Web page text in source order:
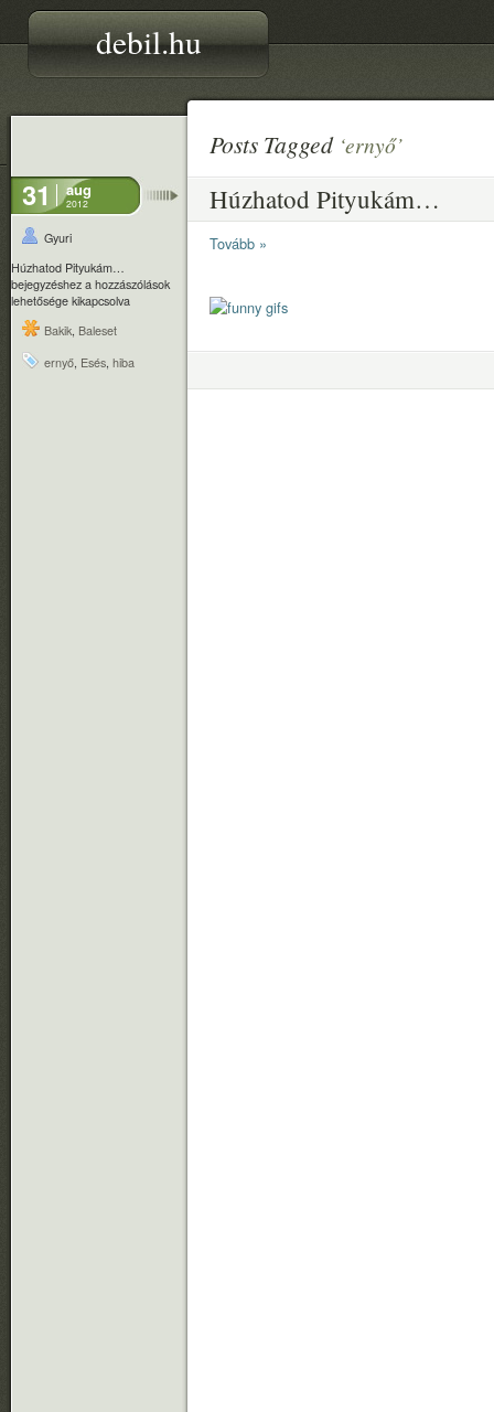
debil.hu
Posts Tagged ‘ernyő’
31 aug
2012
Gyuri
Húzhatod Pityukám…
bejegyzéshez a hozzászólások
lehetősége kikapcsolva
Bakik, Baleset
ernyő, Esés, hiba
Húzhatod Pityukám…
Tovább »